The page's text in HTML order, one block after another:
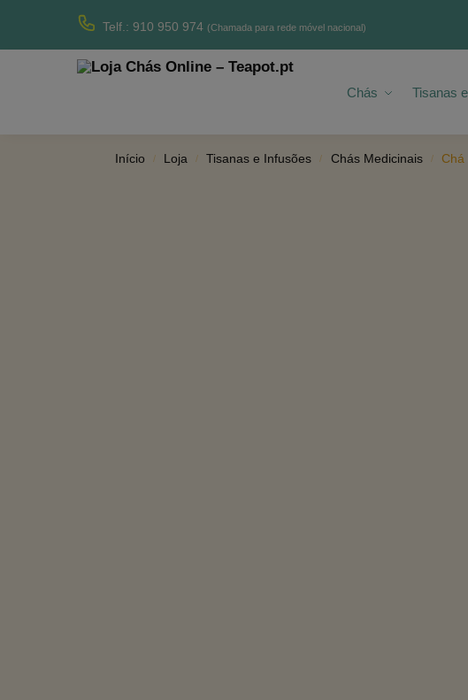
Telf.: 910 950 974 (Chamada para rede móvel nacional)
Chás Tisanas
Produtos recentes
Início / Loja / Tisanas e Infusões / Chás Medicinais / Chá